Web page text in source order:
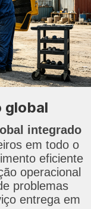
global
integrado
em todo o
eficiente
operacional
problemas
entrega em